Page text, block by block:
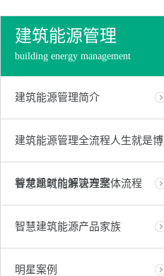
建筑能源管理
building energy management
建筑能源管理简介
建筑能源管理全流程人生就是博
尊龙凯时的解决方案
智慧建筑能源管理整体流程
智慧建筑能源产品家族
明星案例